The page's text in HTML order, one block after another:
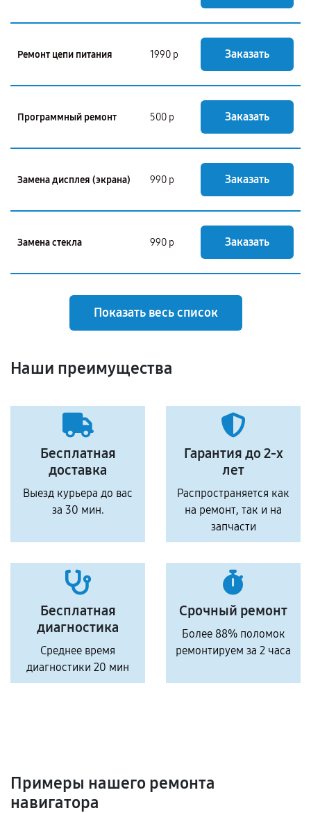
Ремонт цепи питания 1990 р Заказать
Программный ремонт 500 р Заказать
Замена дисплея (экрана) 990 р Заказать
Замена стекла 990 р Заказать
Показать весь список
Наши преимущества
Бесплатная
доставка
Выезд курьера до вас
за 30 мин.
Гарантия до 2-х
лет
Распространяется как
на ремонт, так и на
запчасти
Бесплатная
диагностика
Среднее время
диагностики 20 мин
Срочный ремонт
Более 88% поломок
ремонтируем за 2 часа
Примеры нашего ремонта
навигатора